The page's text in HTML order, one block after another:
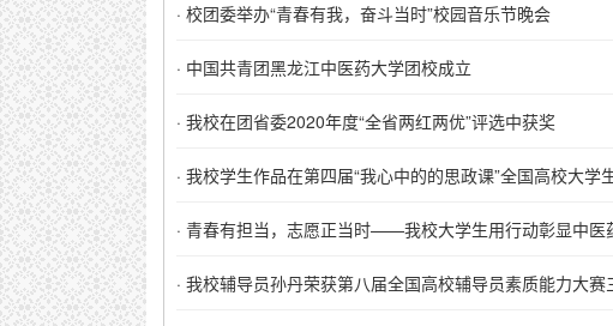
· 校团委举办“青春有我，奋斗当时”校园音乐节晚会
· 中国共青团黑龙江中医药大学团校成立
· 我校在团省委2020年度“全省两红两优”评选中获奖
· 我校学生作品在第四届“我心中的的思政课”全国高校大学
· 青春有担当，志愿正当时——我校大学生用行动彰显中医
· 我校辅导员孙丹荣获第八届全国高校辅导员素质能力大赛